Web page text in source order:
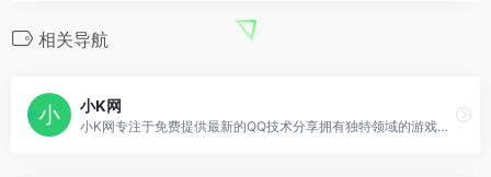
相关导航
小K网
小K网专注于免费提供最新的QQ技术分享拥有独特领域的游戏资源,专业负责人掌控QQ活动动态,多方面性质资源分享,免费源码交流学习基地,绿色、安全、搞笑的软件基地.